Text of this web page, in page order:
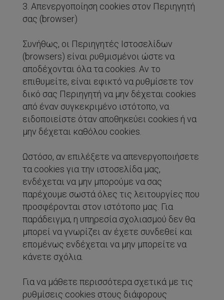
3. Απενεργοποίηση cookies στον Περιηγητή
σας (browser)
Συνήθως, οι Περιηγητές Ιστοσελίδων
(browsers) είναι ρυθμισμένοι ώστε να
αποδέχονται όλα τα cookies. Αν το
επιθυμείτε, είναι εφικτό να ρυθμίσετε τον
δικό σας Περιηγητή να μην δέχεται cookies
από έναν συγκεκριμένο ιστότοπο, να
ειδοποιείστε όταν αποθηκεύει cookies ή να
μην δέχεται καθόλου cookies.
Ωστόσο, αν επιλέξετε να απενεργοποιήσετε
τα cookies για την ιστοσελίδα μας,
ενδέχεται να μην μπορούμε να σας
παρέχουμε σωστά όλες τις λειτουργίες που
προσφέρονται στον ιστότοπο μας. Για
παράδειγμα, η υπηρεσία σχολιασμού δεν θα
μπορεί να γνωρίζει αν έχετε συνδεθεί και
επομένως ενδέχεται να μην μπορείτε να
κάνετε σχόλια.
Για να μάθετε περισσότερα σχετικά με τις
ρυθμίσεις cookies στους διάφορους